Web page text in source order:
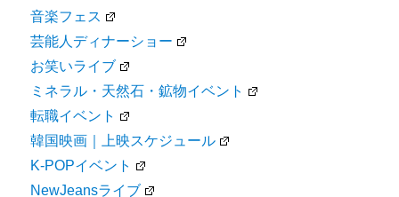
音楽フェス
芸能人ディナーショー
お笑いライブ
ミネラル・天然石・鉱物イベント
転職イベント
韓国映画｜上映スケジュール
K-POPイベント
NewJeansライブ